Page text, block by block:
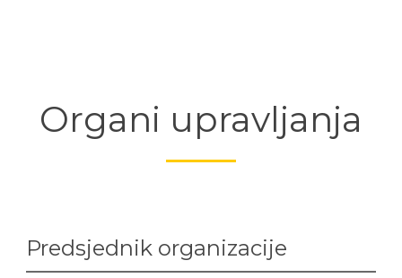
Organi upravljanja
Predsjednik organizacije